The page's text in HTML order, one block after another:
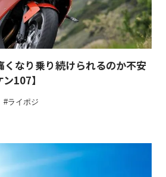
くなり乗り続けられるのか不安
107】
ライポジ